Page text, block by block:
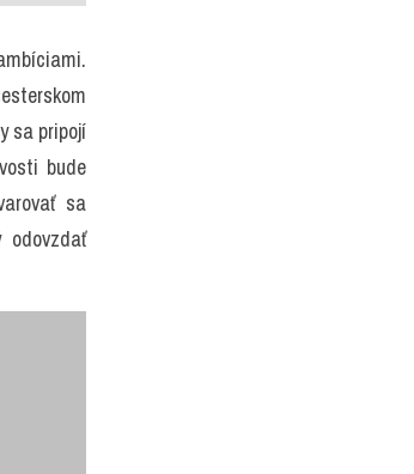
sa pripojí
bude
sa
odovzdať